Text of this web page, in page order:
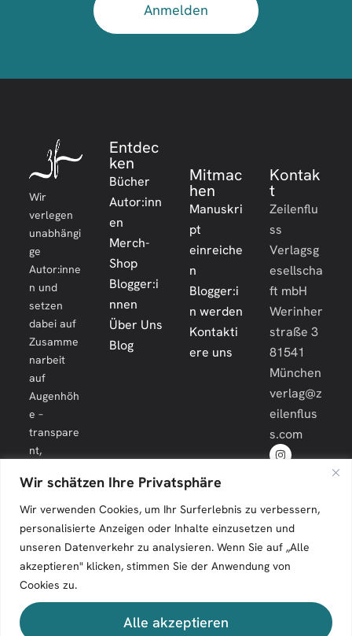
Wir schätzen Ihre Privatsphäre
Wir verwenden Cookies, um Ihr Surferlebnis zu verbessern,
personalisierte Anzeigen oder Inhalte einzusetzen und
unseren Datenverkehr zu analysieren. Wenn Sie auf „Alle
akzeptieren" klicken, stimmen Sie der Anwendung von
Cookies zu.
Alle akzeptieren
Anmelden
Wir
verlegen
unabhängi
ge
Autor:inne
n und
setzen
dabei auf
Zusamme
narbeit
auf
Augenhöh
e –
transpare
nt,
und
langfristig.
Entdec
ken
Bücher
Autor:inn
en
Merch-
Shop
Blogger:i
nnen
Über Uns
Blog
Mitmac
hen
Manuskri
pt
einreiche
n
Blogger:i
n werden
Kontakti
ere uns
Kontak
t
Zeilenflu
ss
Verlagsg
esellscha
ft mbH
Werinher
straße 3
81541
München
verlag@z
eilenflus
s.com
Zeilenfluss © 2026. All Rights Reserved.